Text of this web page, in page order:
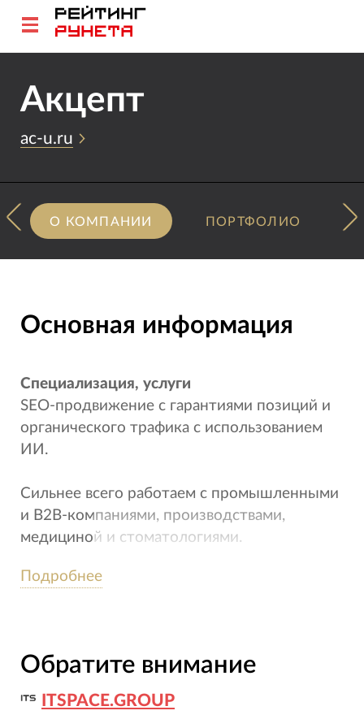
Акцепт
ac-u.ru
О КОМПАНИИ ПОРТФОЛИО
Основная информация
Специализация, услуги
SEO-продвижение с гарантиями позиций и
органического трафика с использованием
ИИ.
Сильнее всего работаем с промышленными
и B2B-компаниями, производствами,
медициной и стоматологиями.
Также создаём и развиваем корпоративные
внедрили ИИ в эти процессы. Позволяет
нам за 1 час делать в 3 раза больше,
быстрее, чем обычно это делает
Подробнее
Обратите внимание
ITSPACE.GROUP